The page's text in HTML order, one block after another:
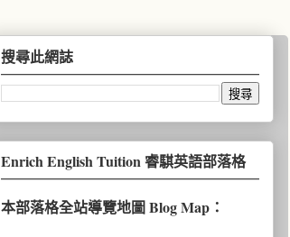
搜尋此網誌
Enrich English Tuition 睿騏英語部落格
本部落格全站導覽地圖 Blog Map：